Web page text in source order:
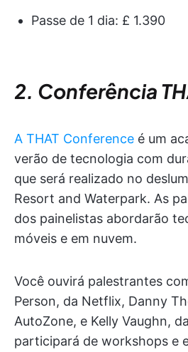
Passe de 1 dia: £ 1.390
2. Conferência
A THAT Conference é um
verão de tecnologia com
que será realizado no
Resort and Waterpark. As
dos painelistas abordarão
móveis e em nuvem.
Você ouvirá palestrantes
Person, da Netflix, Danny
AutoZone, e Kelly Vaughn,
participará de workshops e